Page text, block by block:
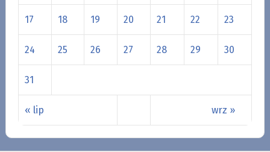
« lip wrz »
17 18 19 20 21 22 23
24 25 26 27 28 29 30
31